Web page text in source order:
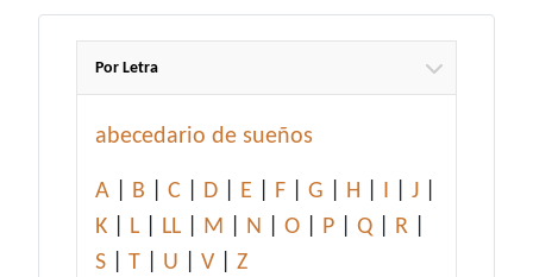
Por Letra
abecedario de sueños
A B C D E F G H I J
K
L LL M N O P Q R
S
T U V Z